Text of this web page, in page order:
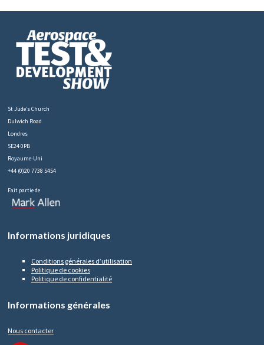
St Jude’s Church
Dulwich Road
Londres
SE24 0PB
Royaume-Uni
+44 (0)20 7738 5454
Fait partie de
Informations juridiques
Conditions générales d’utilisation
Politique de cookies
Politique de confidentialité
Informations générales
Nous contacter